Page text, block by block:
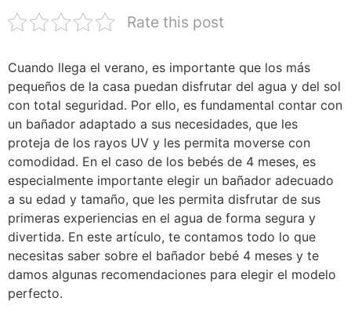
Rate this post
Cuando llega el verano, es importante que los más
pequeños de la casa puedan disfrutar del agua y del sol
con total seguridad. Por ello, es fundamental contar con
un bañador adaptado a sus necesidades, que les
proteja de los rayos UV y les permita moverse con
comodidad. En el caso de los bebés de 4 meses, es
especialmente importante elegir un bañador adecuado
a su edad y tamaño, que les permita disfrutar de sus
primeras experiencias en el agua de forma segura y
divertida. En este artículo, te contamos todo lo que
necesitas saber sobre el bañador bebé 4 meses y te
damos algunas recomendaciones para elegir el modelo
perfecto.